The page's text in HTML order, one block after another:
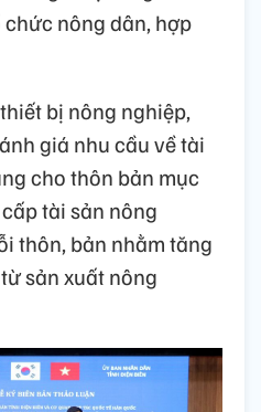
nông dân, hợp
bị nông nghiệp,
giá nhu cầu về tài
cho thôn bản mục
tài sản nông
thôn, bản nhằm tăng
sản xuất nông